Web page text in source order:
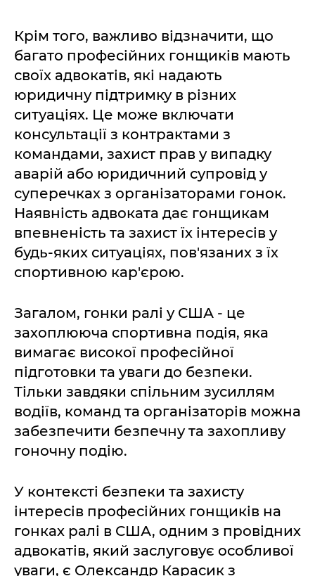
Крім того, важливо відзначити, що
багато професійних гонщиків мають
своїх адвокатів, які надають
юридичну підтримку в різних
ситуаціях. Це може включати
консультації з контрактами з
командами, захист прав у випадку
аварій або юридичний супровід у
суперечках з організаторами гонок.
Наявність адвоката дає гонщикам
впевненість та захист їх інтересів у
будь-яких ситуаціях, пов'язаних з їх
спортивною кар'єрою.
Загалом, гонки ралі у США - це
захоплююча спортивна подія, яка
вимагає високої професійної
підготовки та уваги до безпеки.
Тільки завдяки спільним зусиллям
водіїв, команд та організаторів можна
забезпечити безпечну та захопливу
гоночну подію.
У контексті безпеки та захисту
інтересів професійних гонщиків на
гонках ралі в США, одним з провідних
адвокатів, який заслуговує особливої
уваги, є Олександр Карасик з